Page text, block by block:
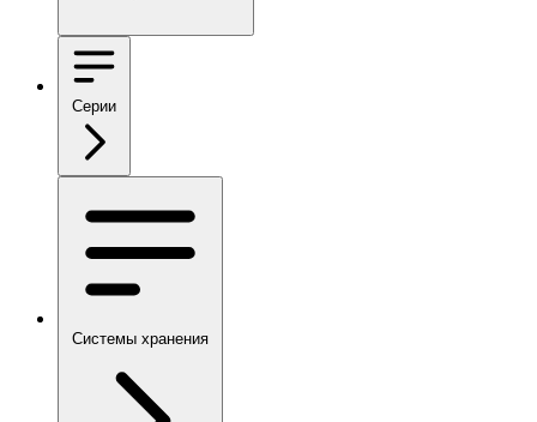
Серии
Системы хранения